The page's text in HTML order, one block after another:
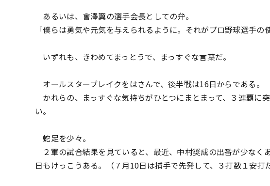
あるいは、會澤翼の選手会長としての弁。
「僕らは勇気や元気を与えられるように。それがプロ野球選手の
いずれも、きわめてまっとうで、まっすぐな言葉だ。
オールスターブレイクをはさんで、後半戦は16日からである。
かれらの、まっすぐな気持ちがひとつにまとまって、３連覇に
い。
蛇足を少々。
２軍の試合結果を見ていると、最近、中村奨成の出番が少な
日もけっこうある。（７月10日は捕手で先発して、３打数１安打